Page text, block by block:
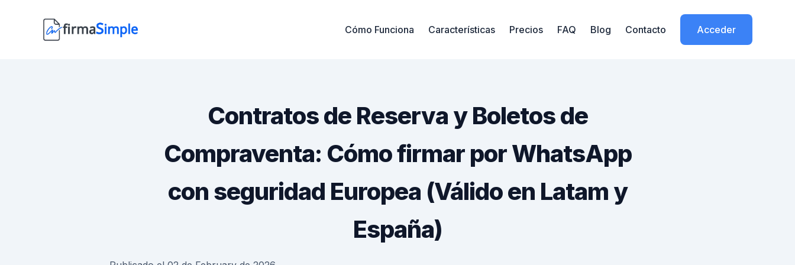
Cómo Funciona Características Precios FAQ Blog Contacto Acceder
Contratos de Reserva y Boletos de
Compraventa: Cómo firmar por WhatsApp
con seguridad Europea (Válido en Latam y
España)